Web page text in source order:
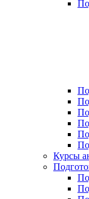
Курсы